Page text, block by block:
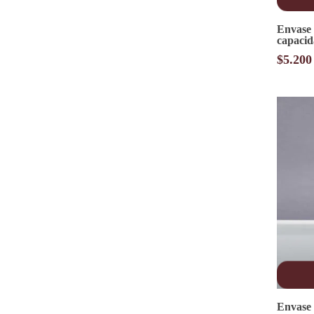
$5.200